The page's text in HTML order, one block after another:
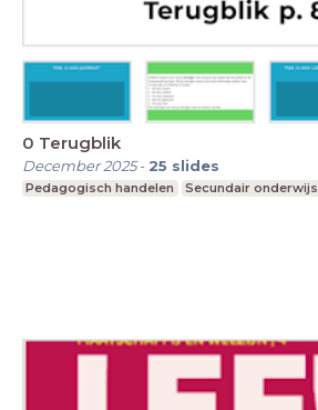
0 Terugblik
December 2025- 25 slides
Pedagogisch handelen Secundair onderwijs